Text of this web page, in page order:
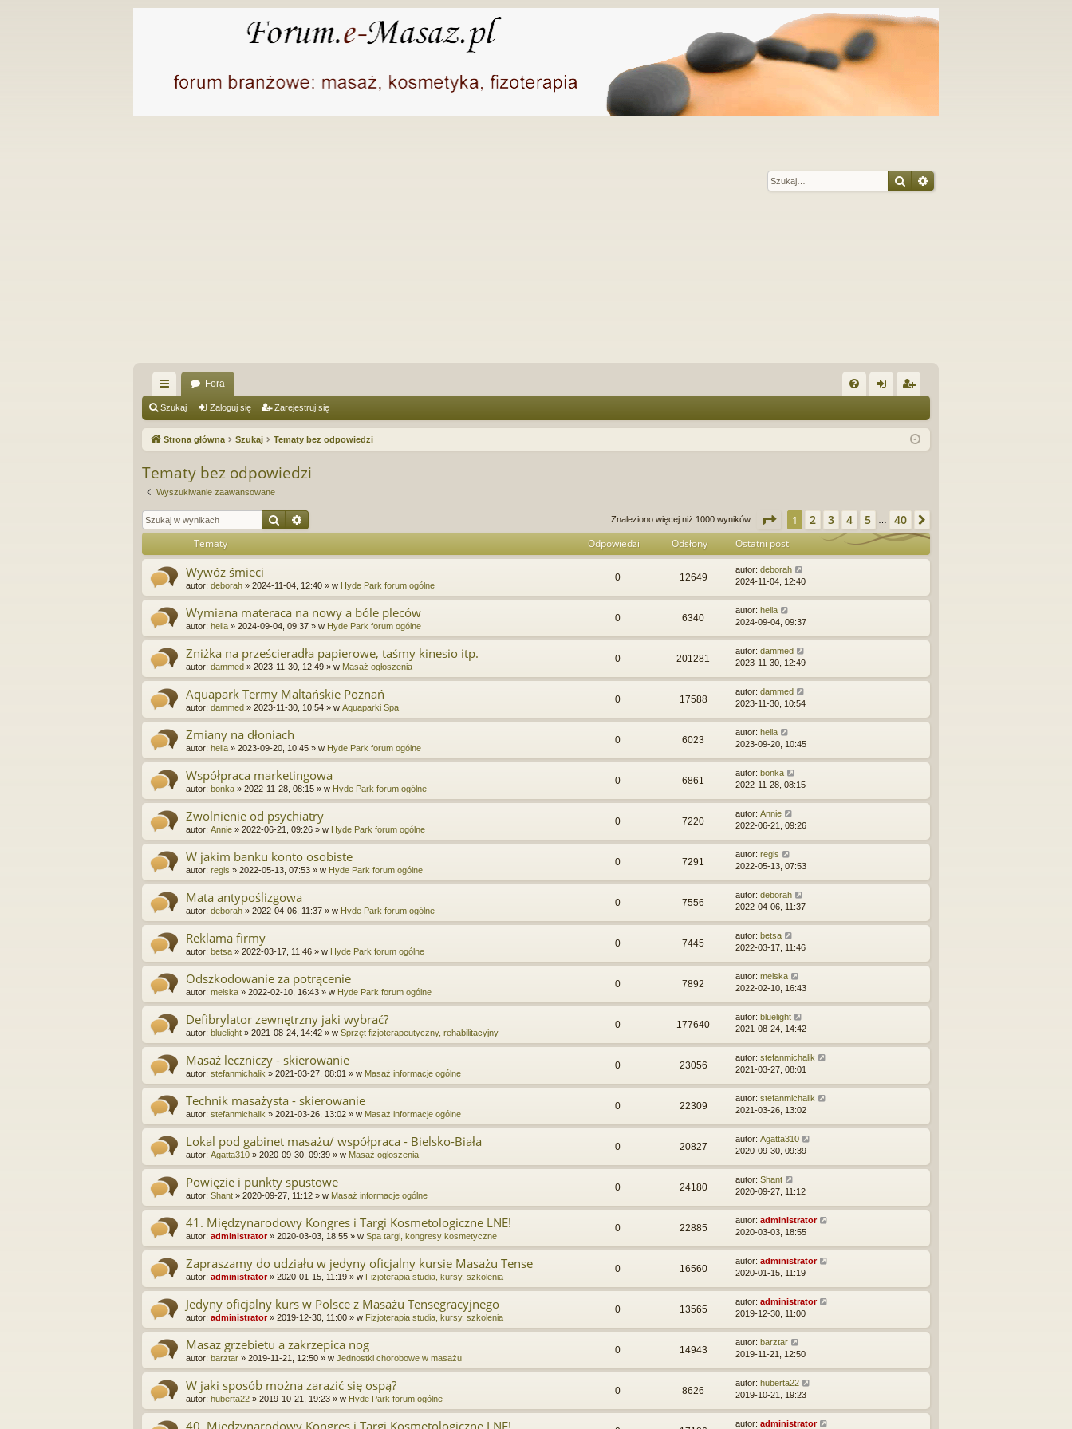
Szukaj
ię
ce
…
Fora
Q og ej
Szukaj Zaloguj się Zarejestruj się
Strona główna Szukaj Tematy bez odpowiedzi
Tematy bez odpowiedzi
Wyszukiwanie zaawansowane
Szukaj Znaleziono więcej niż 1000 wyników Strona z 40
1 2 3 4 5 40
Tematy Odpowiedzi Odsłony Ostatni post
Wywóz śmieci
autor: deborah » 2024-11-04, 12:40 » w Hyde Park forum ogólne
0 12649
autor: deborah
2024-11-04, 12:40
Wymiana materaca na nowy a bóle pleców
autor: hella » 2024-09-04, 09:37 » w Hyde Park forum ogólne
0 6340
autor: hella
2024-09-04, 09:37
Zniżka na prześcieradła papierowe, taśmy kinesio itp.
autor: dammed » 2023-11-30, 12:49 » w Masaż ogłoszenia
0 201281
autor: dammed
2023-11-30, 12:49
Aquapark Termy Maltańskie Poznań
autor: dammed » 2023-11-30, 10:54 » w Aquaparki Spa
0 17588
autor: dammed
2023-11-30, 10:54
Zmiany na dłoniach
autor: hella » 2023-09-20, 10:45 » w Hyde Park forum ogólne
0 6023
autor: hella
2023-09-20, 10:45
Współpraca marketingowa
autor: bonka » 2022-11-28, 08:15 » w Hyde Park forum ogólne
0 6861
autor: bonka
2022-11-28, 08:15
Zwolnienie od psychiatry
autor: Annie » 2022-06-21, 09:26 » w Hyde Park forum ogólne
0 7220
autor: Annie
2022-06-21, 09:26
W jakim banku konto osobiste
autor: regis » 2022-05-13, 07:53 » w Hyde Park forum ogólne
0 7291
autor: regis
2022-05-13, 07:53
Mata antypoślizgowa
autor: deborah » 2022-04-06, 11:37 » w Hyde Park forum ogólne
0 7556
autor: deborah
2022-04-06, 11:37
Reklama firmy
autor: betsa » 2022-03-17, 11:46 » w Hyde Park forum ogólne
0 7445
autor: betsa
2022-03-17, 11:46
Odszkodowanie za potrącenie
autor: melska » 2022-02-10, 16:43 » w Hyde Park forum ogólne
0 7892
autor: melska
2022-02-10, 16:43
Defibrylator zewnętrzny jaki wybrać?
autor: bluelight » 2021-08-24, 14:42 » w Sprzęt fizjoterapeutyczny, rehabilitacyjny
0 177640
autor: bluelight
2021-08-24, 14:42
Masaż leczniczy - skierowanie
autor: stefanmichalik » 2021-03-27, 08:01 » w Masaż informacje ogólne
0 23056
autor: stefanmichalik
2021-03-27, 08:01
Technik masażysta - skierowanie
autor: stefanmichalik » 2021-03-26, 13:02 » w Masaż informacje ogólne
0 22309
autor: stefanmichalik
2021-03-26, 13:02
Lokal pod gabinet masażu/ współpraca - Bielsko-Biała
autor: Agatta310 » 2020-09-30, 09:39 » w Masaż ogłoszenia
0 20827
autor: Agatta310
2020-09-30, 09:39
Powięzie i punkty spustowe
autor: Shant » 2020-09-27, 11:12 » w Masaż informacje ogólne
0 24180
autor: Shant
2020-09-27, 11:12
41. Międzynarodowy Kongres i Targi Kosmetologiczne LNE!
autor: administrator» 2020-03-03, 18:55 » w Spa targi, kongresy kosmetyczne
0 22885
autor: administrator
2020-03-03, 18:55
Zapraszamy do udziału w jedyny oficjalny kursie Masażu Tense
autor: administrator» 2020-01-15, 11:19 » w Fizjoterapia studia, kursy, szkolenia
0 16560
autor: administrator
2020-01-15, 11:19
Jedyny oficjalny kurs w Polsce z Masażu Tensegracyjnego
autor: administrator» 2019-12-30, 11:00 » w Fizjoterapia studia, kursy, szkolenia
0 13565
autor: administrator
2019-12-30, 11:00
Masaz grzebietu a zakrzepica nog
autor: barztar » 2019-11-21, 12:50 » w Jednostki chorobowe w masażu
0 14943
autor: barztar
2019-11-21, 12:50
W jaki sposób można zarazić się ospą?
autor: huberta22 » 2019-10-21, 19:23 » w Hyde Park forum ogólne
0 8626
autor: huberta22
2019-10-21, 19:23
autor: administrator